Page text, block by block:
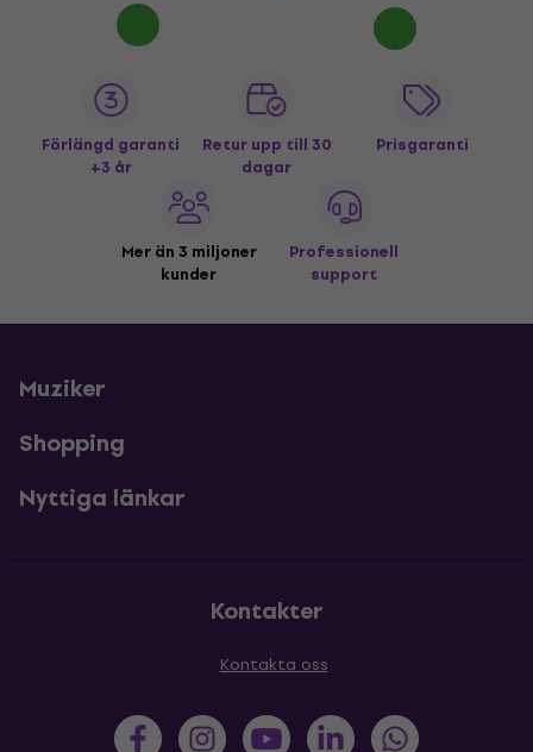
Förlängd garanti
+3 år
Retur upp till 30
dagar
Prisgaranti
Mer än 3 miljoner
kunder
Professionell
support
Muziker
Shopping
Nyttiga länkar
Kontakter
Kontakta oss